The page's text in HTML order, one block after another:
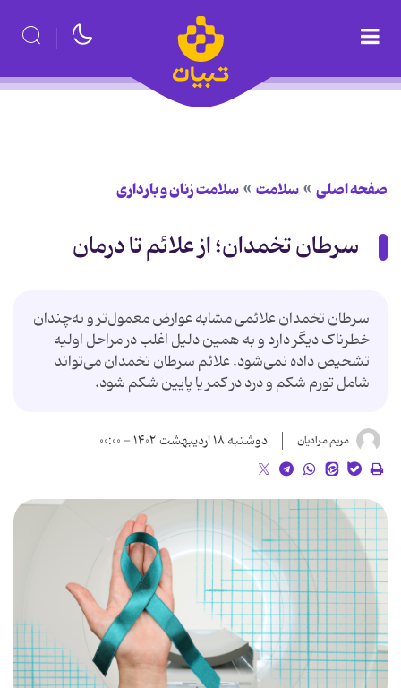
صفحه اصلی سلامت سلامت زنان و بارداری
سرطان تخمدان؛ از علائم تا درمان
سرطان تخمدان علائمی مشابه عوارض معمول‌تر و نه‌چندان
خطرناک دیگر دارد و به همین دلیل اغلب در مراحل اولیه
تشخیص داده نمی‌شود. علائم سرطان تخمدان می‌تواند
شامل تورم شکم و درد در کمر یا پایین شکم شود.
مریم مرادیان دوشنبه ۱۸ اردیبهشت ۱۴۰۲ - ۰۰:۰۰